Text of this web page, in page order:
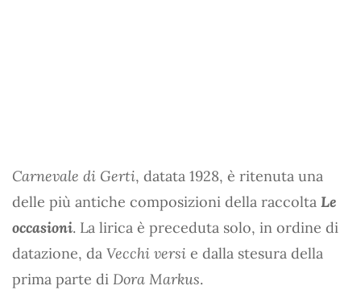
Carnevale di Gerti, datata 1928, è ritenuta una
delle più antiche composizioni della raccolta Le
occasioni. La lirica è preceduta solo, in ordine di
datazione, da Vecchi versi e dalla stesura della
prima parte di Dora Markus.